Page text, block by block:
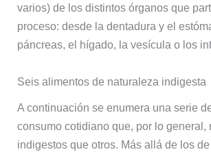
varios) de los distintos órganos que
proceso: desde la dentadura y el
páncreas, el hígado, la vesícula o los
Seis alimentos de naturaleza indigesta
A continuación se enumera una serie
consumo cotidiano que, por lo general,
indigestos que otros. Más allá de los